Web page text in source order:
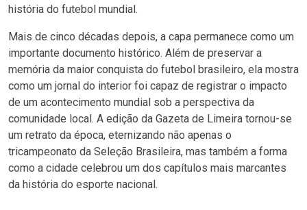
história do futebol mundial.
Mais de cinco décadas depois, a capa permanece como um
importante documento histórico. Além de preservar a
memória da maior conquista do futebol brasileiro, ela mostra
como um jornal do interior foi capaz de registrar o impacto
de um acontecimento mundial sob a perspectiva da
comunidade local. A edição da Gazeta de Limeira tornou-se
um retrato da época, eternizando não apenas o
tricampeonato da Seleção Brasileira, mas também a forma
como a cidade celebrou um dos capítulos mais marcantes
da história do esporte nacional.